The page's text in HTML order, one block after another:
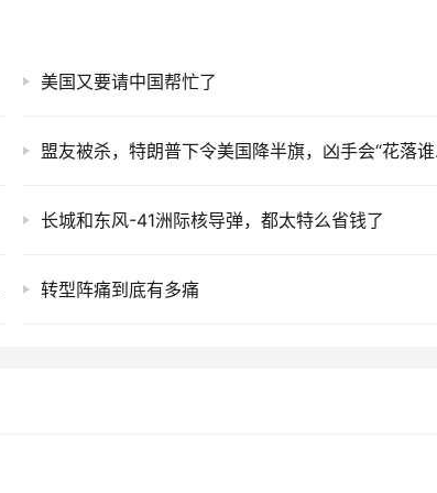
美国又要请中国帮忙了
盟友
长城和东风-41洲际核导弹，都太特么省钱了
转型阵痛到底有多痛